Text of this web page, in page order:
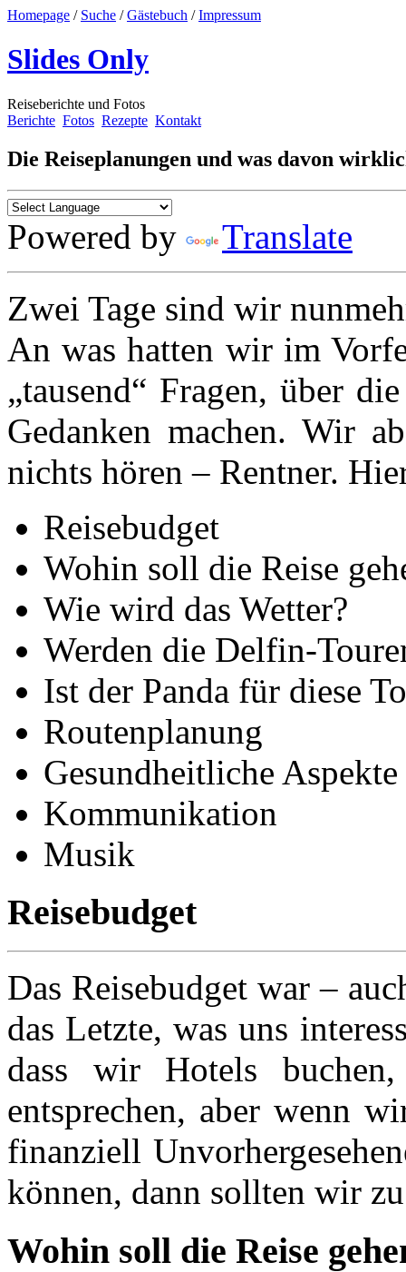
Homepage / Suche /Gästebuch /Impressum
Slides Only
Reiseberichte und Fotos
Berichte Fotos Rezepte Kontakt
Die Reiseplanungen und was davon
Powered by
Translate
Zwei Tage sind wir
An was hatten wir im
„tausend“ Fragen, über
Gedanken machen. Wir
nichts hören – Rentner.
Reisebudget
Wohin soll die Reise
Wie wird das Wetter?
Werden die Delfin-
Ist der Panda für diese
Routenplanung
Gesundheitliche Aspekte
Kommunikation
Musik
Reisebudget
Das Reisebudget war –
das Letzte, was uns
dass wir Hotels
entsprechen, aber wenn
finanziell
können, dann sollten wir
Wohin soll die Reise